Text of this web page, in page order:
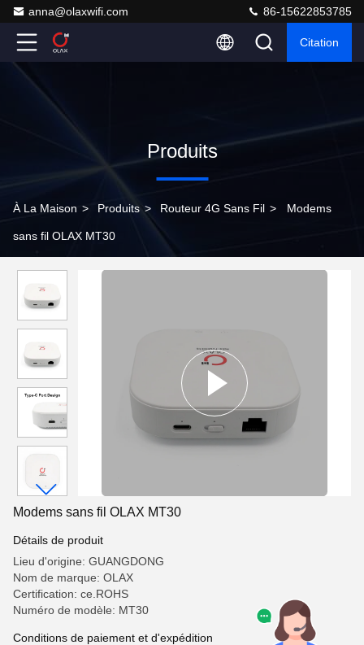
anna@olaxwifi.com 86-15622853785
Citation
Produits
À La Maison > Produits > Routeur 4G Sans Fil > Modems
sans fil OLAX MT30
Modems sans fil OLAX MT30
Détails de produit
Lieu d'origine: GUANGDONG
Nom de marque: OLAX
Certification: ce.ROHS
Numéro de modèle: MT30
Conditions de paiement et d'expédition